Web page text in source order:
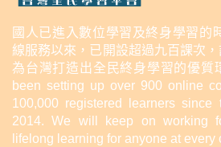
國人已進入數位學習及終身學習的
線服務以來，已開設超過九百課次，
為台灣打造出全民終身學習的優質
been setting up over 900 online
100,000 registered learners
2014. We will keep on working
lifelong learning for anyone at every